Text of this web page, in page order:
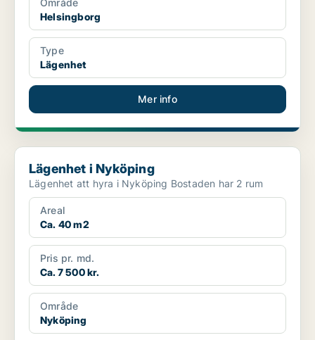
Område
Helsingborg
Type
Lägenhet
Mer info
Lägenhet i Nyköping
Lägenhet i Nyköping
Lägenhet att hyra i Nyköping Bostaden har 2 rum
Areal
Ca. 40 m2
Pris pr. md.
Ca. 7 500 kr.
Område
Nyköping